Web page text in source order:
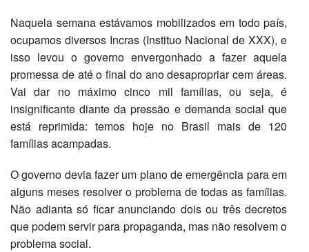
Naquela semana estávamos mobilizados em todo país,
ocupamos diversos Incras (Instituo Nacional de XXX), e
isso levou o governo envergonhado a fazer aquela
promessa de até o final do ano desapropriar cem áreas.
Vai dar no máximo cinco mil famílias, ou seja, é
insignificante diante da pressão e demanda social que
está reprimida: temos hoje no Brasil mais de 120
famílias acampadas.
O governo devia fazer um plano de emergência para em
alguns meses resolver o problema de todas as famílias.
Não adianta só ficar anunciando dois ou três decretos
que podem servir para propaganda, mas não resolvem o
problema social.